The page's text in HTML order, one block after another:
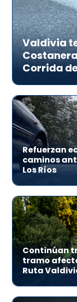
Valdivia
Corrida
Refuerzan
caminos
Los Ríos
Continúan
tramo
Ruta